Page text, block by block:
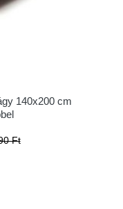
140x200 cm
Ft